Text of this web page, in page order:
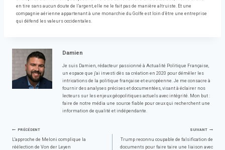
en tire sans aucun doute de l’argent, elle ne le fait pas de manière altruiste. Et une
compagnie aérienne appartenant à une monarchie du Golfe est loin d’être une entreprise
qui défend les valeurs occidentales.
Damien
Je suis Damien, rédacteur passionné à Actualité Politique Française,
un espace que j'ai investi dès sa création en 2020 pour démêler les
intrications de la politique française et européenne. Je me consacre à
fournir des analyses précises et documentées, visant à éclairer nos
lecteurs sur les enjeux géopolitiques actuels avec intégrité. Mon but :
faire de notre média une source fiable pour ceux qui recherchent une
information de qualité et indépendante.
Navigation
PRÉCÉDENT
L'approche de Meloni complique la
réélection de Von der Leyen
SUIVANT
Trump reconnu coupable de falsification de
documents pour faire taire une liaison avec